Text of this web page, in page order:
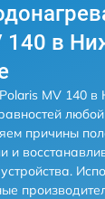
140 в
MV 140
причины
и